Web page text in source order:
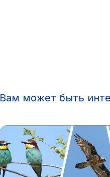
Вам может быть